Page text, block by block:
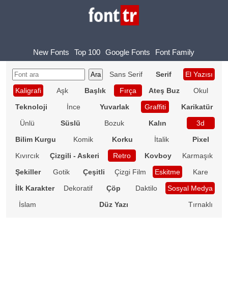
New Fonts Top 100 Google Fonts Font Family
Sans Serif Serif
El Yazısı
Kaligrafi
Aşk Başlık Fırça Ateş Buz
Okul
Teknoloji
İnce Yuvarlak Graffiti
Karikatür
Ünlü
Süslü Bozuk Kalın
3d
Bilim Kurgu
Komik Korku İtalik
Pixel
Kıvırcık
Çizgili - Askeri Retro Kovboy
Karmaşık
Şekiller
Gotik Çeşitli Çizgi Film Eskitme
Kare
İlk Karakter
Dekoratif Çöp Daktilo
Sosyal Medya
İslam
Düz Yazı Tırnaklı